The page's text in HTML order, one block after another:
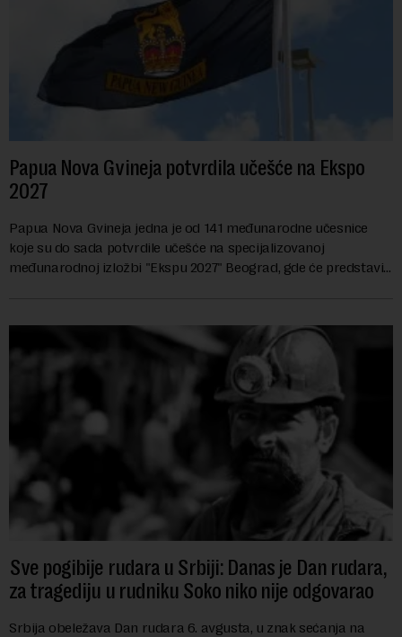
Papua Nova Gvineja potvrdila učešće na Ekspo
2027
Papua Nova Gvineja jedna je od 141 međunarodne učesnice
koje su do sada potvrdile učešće na specijalizovanoj
međunarodnoj izložbi "Ekspu 2027" Beograd, gde će predstaviti
Sve pogibije rudara u Srbiji: Danas je Dan rudara,
za tragediju u rudniku Soko niko nije odgovarao
Srbija obeležava Dan rudara 6. avgusta, u znak sećanja na